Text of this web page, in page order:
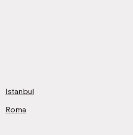
Istanbul
Roma